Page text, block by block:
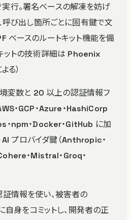
行。署名ベースの解凍を妨げ
呼び出し箇所ごとに固有鍵で文
ベースのルートキット機能を備
ットの技術詳細は Phoenix
る）
変数と 20 以上の認証情報フ
・GCP・Azure・HashiCorp
npm・Docker・GitHub に加
プロバイダ鍵（Anthropic・
・Mistral・Groq・
情報を使い、被害者の
自身をコミットし、開発者の正